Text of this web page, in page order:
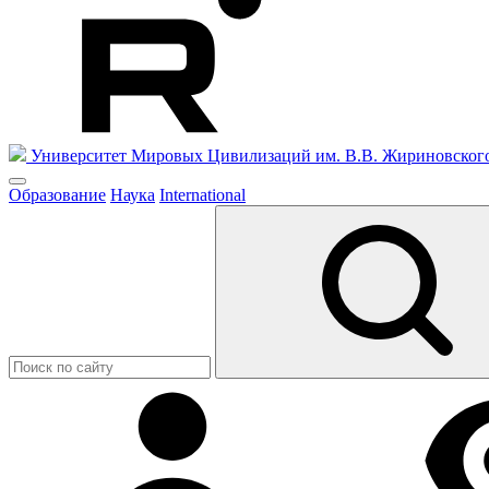
Университет Мировых Цивилизаций им. В.В.
Образование Наука International